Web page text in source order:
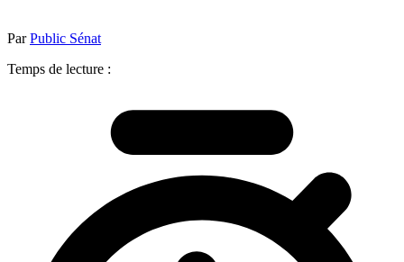
ParPublic Sénat
Temps de lecture :